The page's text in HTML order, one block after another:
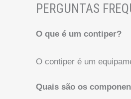
PERGUNTAS
O que é um contiper?
O contiper é um
Quais são os